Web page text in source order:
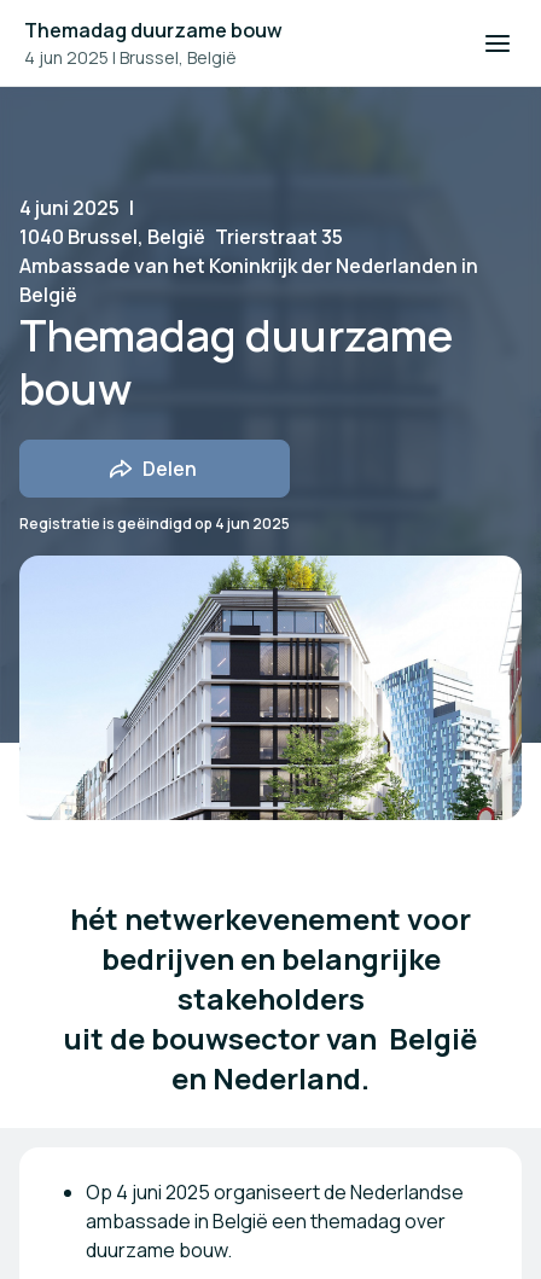
Themadag duurzame bouw
4 jun 2025 | Brussel, België
Themadag duurzame
bouw
4 juni 2025 |
1040 Brussel, België Trierstraat 35
Ambassade van het Koninkrijk der Nederlanden in
België
Delen
Registratie is geëindigd op 4 jun 2025
hét netwerkevenement voor
bedrijven en belangrijke
stakeholders
uit de bouwsector van België
en Nederland.
Op 4 juni 2025 organiseert de Nederlandse
ambassade in België een themadag over
duurzame bouw.